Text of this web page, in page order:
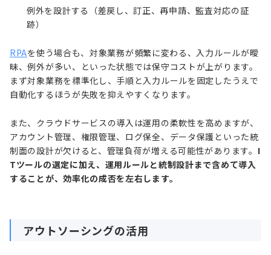
例外を設計する（差戻し、訂正、再申請、監査対応の証
跡）
RPAを使う場合も、対象業務が頻繁に変わる、入力ルールが曖
昧、例外が多い、といった状態では保守コストが上がります。
まず対象業務を標準化し、手順と入力ルールを固定したうえで
自動化するほうが失敗を抑えやすくなります。
また、クラウドサービスの導入は運用の柔軟性を高めますが、
アカウント管理、権限管理、ログ保全、データ保護といった統
制面の設計が欠けると、管理負荷が増える可能性があります。 I
Tツールの選定に加え、運用ルールと統制設計まで含めて導入
することが、効率化の成否を左右します。
アウトソーシングの活用